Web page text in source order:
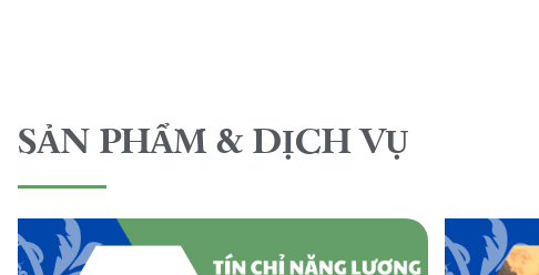
SẢN PHẨM & DỊCH VỤ